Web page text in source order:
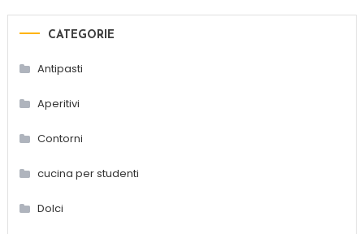
CATEGORIE
Antipasti
Aperitivi
Contorni
cucina per studenti
Dolci